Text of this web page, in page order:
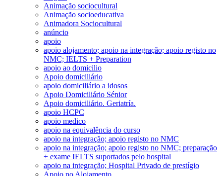
Animação sociocultural
Animação socioeducativa
Animadora Sociocultural
anúncio
apoio
apoio alojamento; apoio na integração; apoio registo no
NMC; IELTS + Preparation
apoio ao domicilio
Apoio domiciliário
apoio domiciliário a idosos
Apoio Domiciliário Sénior
Apoio domiciliário. Geriatría.
apoio HCPC
apoio medico
apoio na equivalência do curso
apoio na integração; apoio registo no NMC
apoio na integração; apoio registo no NMC; preparação
+ exame IELTS suportados pelo hospital
apoio na integração; Hospital Privado de prestígio
Apoio no Alojamento